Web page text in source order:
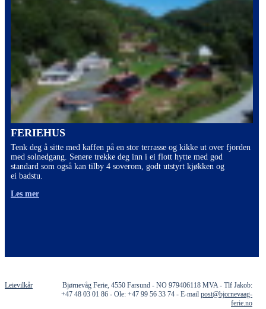
FERIEHUS
Tenk deg å sitte med kaffen på en stor terrasse og kikke ut over fjorden
med solnedgang. Senere trekke deg inn i ei flott hytte med god
standard som også kan tilby 4 soverom, godt utstyrt kjøkken og
ei badstu.
Les mer
Leievilkår
Bjørnevåg Ferie, 4550 Farsund - NO 979406118 MVA - Tlf Jakob:
+47 48 03 01 86 - Ole: +47 99 56 33 74 - E-mail post@bjornevaag-
ferie.no